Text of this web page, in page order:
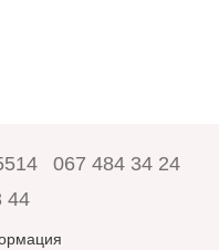
067 484 34 24
44